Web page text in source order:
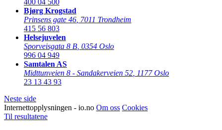
Bjørg Krogstad
Prinsens gate 46 7011 Trondheim
415 56 803
Helsejuvelen
Sporveisgata 8 B 0354 Oslo
996 04 949
Samtalen AS
Midttunveien 8 - Sandakerveien 52 1177 Oslo
23 13 43 93
Neste side
Internettopplysningen - io.no Om oss Cookies
Til resultatene